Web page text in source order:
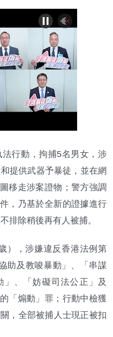
行動，拘捕5名男女，涉
提供武器予暴徒，並在網
移走涉案證物；警方強調
，乃基於全新的證據進行
排除稍後再有人被捕。
，涉嫌違反香港法例第
助及教唆暴動」、「串謀
、「妨礙司法公正」及
「煽動」罪；行動中檢獲
，全部被捕人士現正被扣